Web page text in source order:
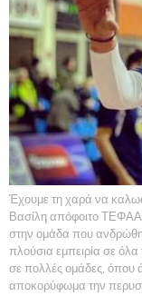
Έχουμε τη χαρά να
Βασίλη απόφοιτο ΤΕΦΑΑ
στην ομάδα που
πλούσια εμπειρία σε
σε πολλές ομάδες, όπου
αποκορύφωμα την